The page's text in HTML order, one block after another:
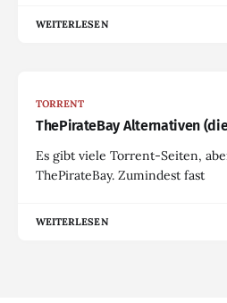
WEITERLESEN
TORRENT
ThePirateBay Alternativen
Es gibt viele Torrent-Seiten,
ThePirateBay. Zumindest fast
WEITERLESEN